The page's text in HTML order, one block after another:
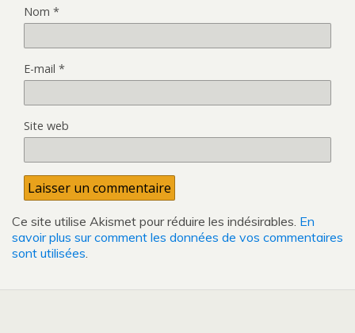
Nom *
E-mail *
Site web
Ce site utilise Akismet pour réduire les indésirables. En
savoir plus sur comment les données de vos commentaires
sont utilisées.